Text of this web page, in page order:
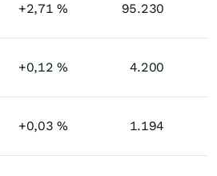
+2,71% 95.230
+0,12% 4.200
+0,03% 1.194